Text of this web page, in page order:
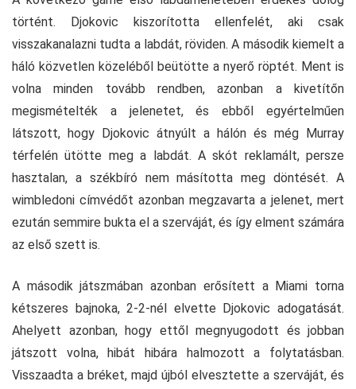
történt. Djokovic kiszorította ellenfelét, aki csak
visszakanalazni tudta a labdát, röviden. A második kiemelt a
háló közvetlen közeléből beütötte a nyerő röptét. Ment is
volna minden tovább rendben, azonban a kivetítőn
megismételték a jelenetet, és ebből egyértelműen
látszott, hogy Djokovic átnyúlt a hálón és még Murray
térfelén ütötte meg a labdát. A skót reklamált, persze
hasztalan, a székbíró nem másította meg döntését. A
wimbledoni címvédőt azonban megzavarta a jelenet, mert
ezután semmire bukta el a szerváját, és így elment számára
az első szett is.
A második játszmában azonban erősített a Miami torna
kétszeres bajnoka, 2-2-nél elvette Djokovic adogatását.
Ahelyett azonban, hogy ettől megnyugodott és jobban
játszott volna, hibát hibára halmozott a folytatásban.
Visszaadta a bréket, majd újból elvesztette a szerváját, és